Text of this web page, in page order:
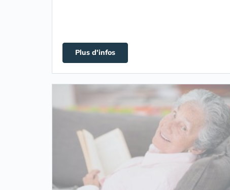
Plus d'infos